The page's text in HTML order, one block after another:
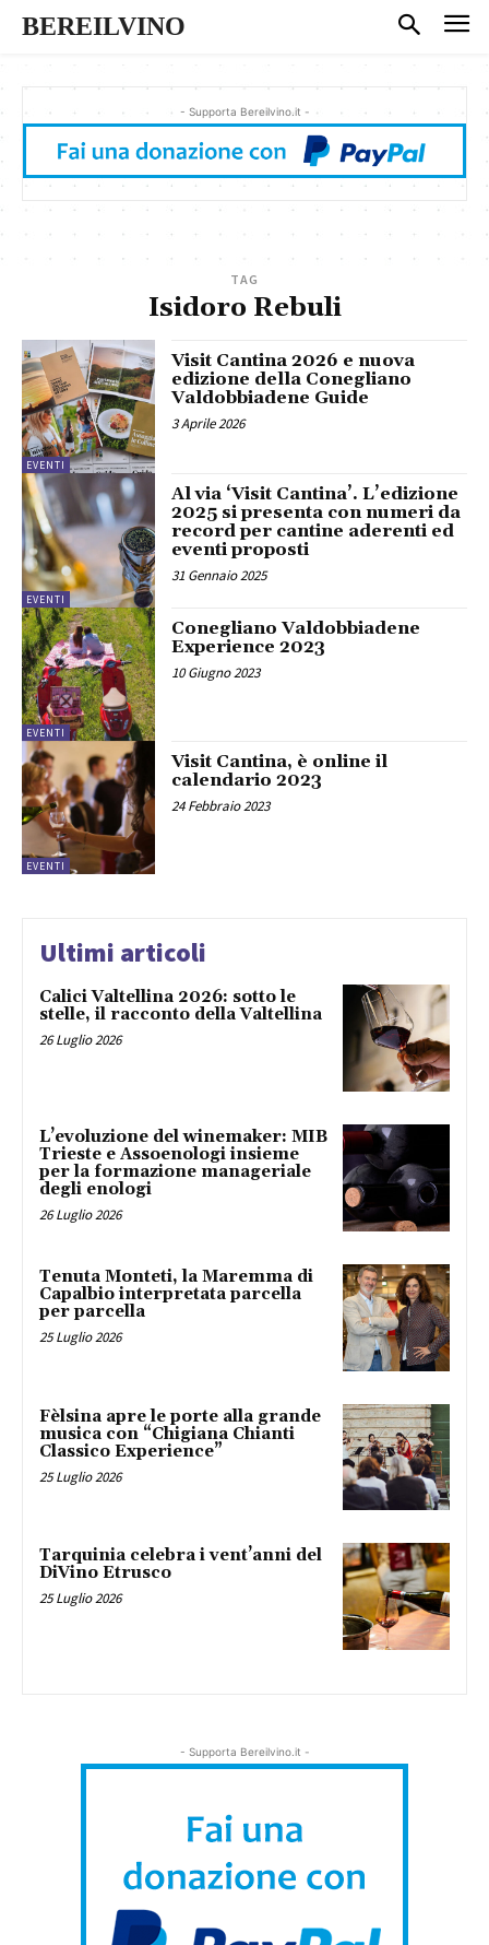
BEREILVINO
- Supporta Bereilvino.it -
TAG
Isidoro Rebuli
EVENTI
Visit Cantina 2026 e nuova
edizione della Conegliano
Valdobbiadene Guide
3 Aprile 2026
EVENTI
Al via ‘Visit Cantina’. L’edizione
2025 si presenta con numeri da
record per cantine aderenti ed
eventi proposti
31 Gennaio 2025
EVENTI
Conegliano Valdobbiadene
Experience 2023
10 Giugno 2023
EVENTI
Visit Cantina, è online il
calendario 2023
24 Febbraio 2023
Ultimi articoli
Calici Valtellina 2026: sotto le
stelle, il racconto della Valtellina
26 Luglio 2026
L’evoluzione del winemaker: MIB
Trieste e Assoenologi insieme
per la formazione manageriale
degli enologi
26 Luglio 2026
Tenuta Monteti, la Maremma di
Capalbio interpretata parcella
per parcella
25 Luglio 2026
Fèlsina apre le porte alla grande
musica con “Chigiana Chianti
Classico Experience”
25 Luglio 2026
Tarquinia celebra i vent’anni del
DiVino Etrusco
25 Luglio 2026
- Supporta Bereilvino.it -